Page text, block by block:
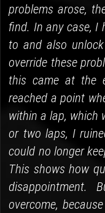
problems arose,
find. In any case, I
to and also
override these
this came at the
reached a point
within a lap, which
or two laps, I
could no longer
This shows how
disappointment.
overcome,